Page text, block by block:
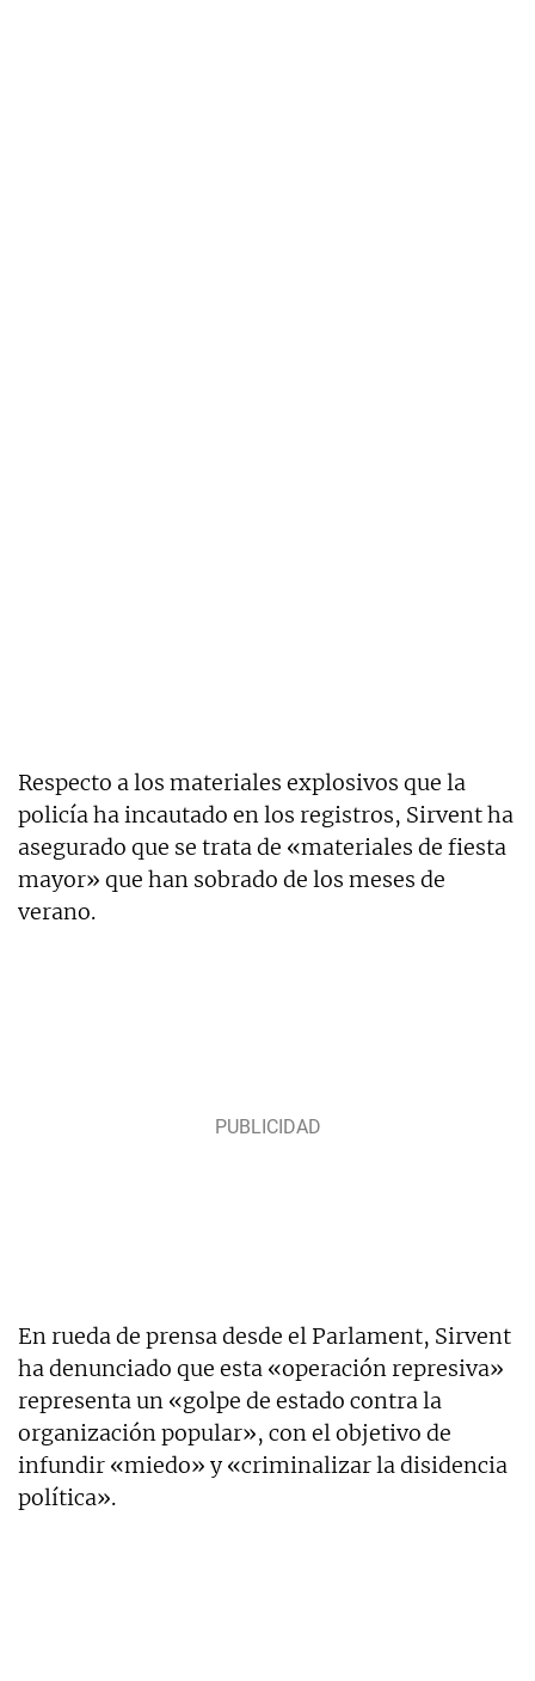
Respecto a los materiales explosivos que la
policía ha incautado en los registros, Sirvent ha
asegurado que se trata de «materiales de fiesta
mayor» que han sobrado de los meses de
verano.
En rueda de prensa desde el Parlament, Sirvent
ha denunciado que esta «operación represiva»
representa un «golpe de estado contra la
organización popular», con el objetivo de
infundir «miedo» y «criminalizar la disidencia
política».